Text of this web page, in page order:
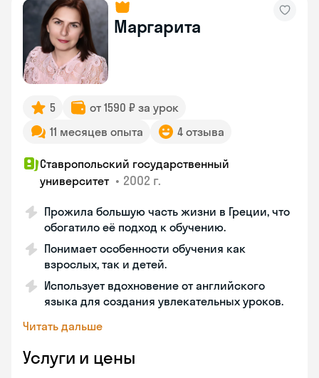
Маргарита
5
от 1590 ₽ за урок
11 месяцев опыта
4 отзыва
Ставропольский государственный
университет • 2002 г.
Прожила большую часть жизни в Греции, что
обогатило её подход к обучению.
Понимает особенности обучения как
взрослых, так и детей.
Использует вдохновение от английского
языка для создания увлекательных уроков.
Читать дальше
Услуги и цены